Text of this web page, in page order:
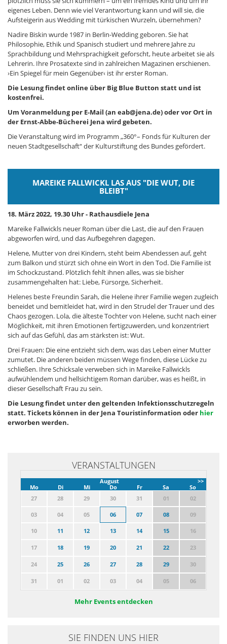
eigenes Leben. Denn wie viel Verantwortung kann und will sie, die
Aufsteigerin aus Wedding mit türkischen Wurzeln, übernehmen?
Nadire Biskin wurde 1987 in Berlin-Wedding geboren. Sie hat
Philosophie, Ethik und Spanisch studiert und mehrere Jahre zu
Sprachbildung und Mehrsprachigkeit geforscht, heute arbeitet sie als
Lehrerin. Ihre Prosatexte sind in zahlreichen Magazinen erschienen.
›Ein Spiegel für mein Gegenüber‹ ist ihr erster Roman.
Die Lesung findet online über Big Blue Button statt und ist
kostenfrei.
Um Voranmeldung per E-Mail (an eab@jena.de) oder vor Ort in
der Ernst-Abbe-Bücherei Jena wird gebeten.
Die Veranstaltung wird im Programm „360°– Fonds für Kulturen der
neuen Stadtgesellschaft“ der Kulturstiftung des Bundes gefördert.
MAREIKE FALLWICKL LAS AUS "DIE WUT, DIE
BLEIBT"
18. März 2022, 19.30 Uhr - Rathausdiele Jena
Mareike Fallwickls neuer Roman über die Last, die auf den Frauen
abgeworfen wird, und das Aufbegehren dagegen.
Helene, Mutter von drei Kindern, steht beim Abendessen auf, geht
zum Balkon und stürzt sich ohne ein Wort in den Tod. Die Familie ist
im Schockzustand. Plötzlich fehlt ihnen alles, was sie bisher
zusammengehalten hat: Liebe, Fürsorge, Sicherheit.
Helenes beste Freundin Sarah, die Helene ihrer Familie wegen zugleich
beneidet und bemitleidet hat, wird in den Strudel der Trauer und des
Chaos gezogen. Lola, die älteste Tochter von Helene, sucht nach einer
Möglichkeit, mit ihren Emotionen fertigzuwerden, und konzentriert
sich auf das Gefühl, das am stärksten ist: Wut.
Drei Frauen: Die eine entzieht sich dem, was das Leben einer Mutter
zumutet. Die anderen beiden müssen Wege finden, diese Lücke zu
schließen. Ihre Schicksale verweben sich in Mareike Fallwickls
aufwühlendem und hellsichtigem Roman darüber, was es heißt, in
dieser Gesellschaft Frau zu sein.
Die Lesung findet unter den geltenden Infektionsschutzregeln
statt. Tickets können in der Jena Touristinformation oder hier
erworben werden.
VERANSTALTUNGEN
>>
August
Mo
Di Mi Do Fr Sa
So
27
28 29 30 31 01 02
03 04 05 06 07 08 09
10 11 12 13 14 15 16
17 18 19 20 21 22 23
24 25 26 27 28 29 30
31 01 02 03 04 05 06
Mehr Events entdecken
SIE FINDEN UNS HIER